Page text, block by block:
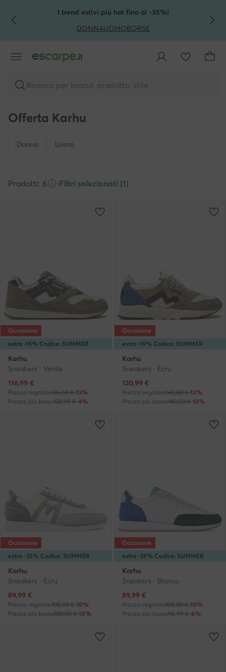
VAI AL CONTENUTO PRINCIPALE
VAI ALLA RICERCAI trend estivi più hot fino al -35%!
DONNAUOMOBORSE
Ricerca per brand, prodotto, stile
Offerta Karhu
Donna Uomo
Prodotti: 6 ·Filtri selezionati (1)
extra -15% Codice: SUMMER
Occasione
Karhu
Sneakers · Verde
Prezzo attuale
116,99 €
Prezzo regolare135,00 €-13%
Prezzo più basso122,99 €-4%
extra -15% Codice: SUMMER
Occasione
Karhu
Sneakers · Écru
Prezzo attuale
120,99 €
Prezzo regolare140,00 €-13%
Prezzo più basso140,00 €-13%
extra -25% Codice: SUMMER
Occasione
Karhu
Sneakers · Écru
Prezzo attuale
89,99 €
Prezzo regolare100,00 €-10%
Prezzo più basso100,00 €-10%
extra -25% Codice: SUMMER
Occasione
Karhu
Sneakers · Bianco
Prezzo attuale
89,99 €
Prezzo regolare100,00 €-10%
Prezzo più basso95,99 €-6%